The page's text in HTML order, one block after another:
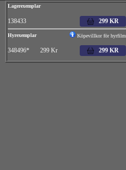
Lagerexemplar
138433 299 KR
Hyrexemplar Köpevillkor för hyrfilm
348496* 299 Kr 299 KR